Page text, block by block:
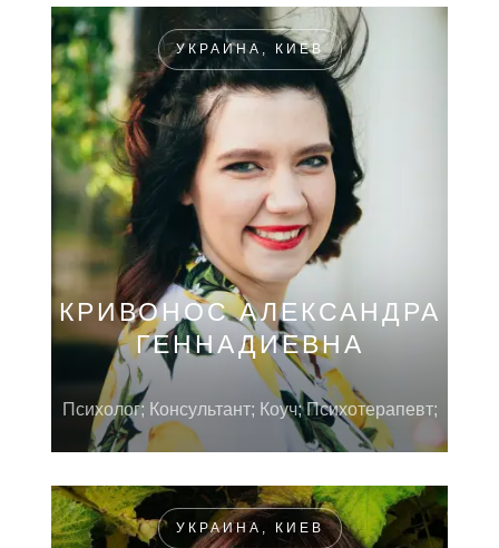
УКРАИНА, КИЕВ
КРИВОНОС АЛЕКСАНДРА
ГЕННАДИЕВНА
Психолог; Консультант; Коуч; Психотерапевт;
УКРАИНА, КИЕВ